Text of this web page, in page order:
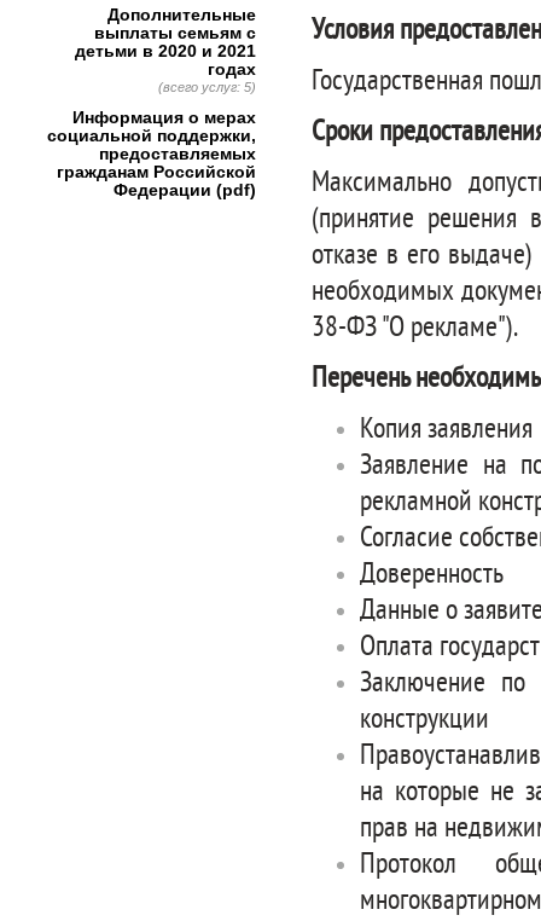
Условия
Государственная
Сроки
Максимально
(принятие
отказе в его
необходимых
38-ФЗ "О рекламе").
Перечень
Копия заявления
Заявление на
рекламной
Согласие
Доверенность
Данные о
Оплата
Заключение по
конструкции
на которые не
прав на
Протокол
Дополнительные
выплаты семьям с
детьми в 2020 и 2021
годах
(всего услуг: 5)
Информация о мерах
социальной поддержки,
предоставляемых
гражданам Российской
Федерации (pdf)